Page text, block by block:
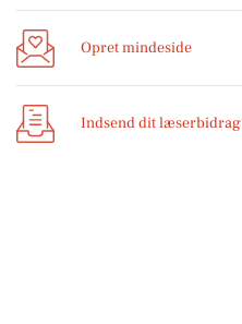
Opret mindeside
Indsend dit læserbidrag